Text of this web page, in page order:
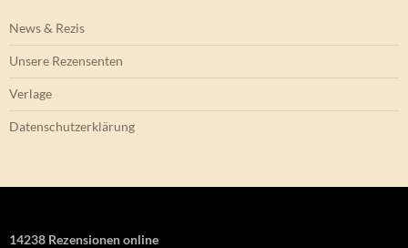
News & Rezis
Unsere Rezensenten
Verlage
Datenschutzerklärung
14238 Rezensionen online